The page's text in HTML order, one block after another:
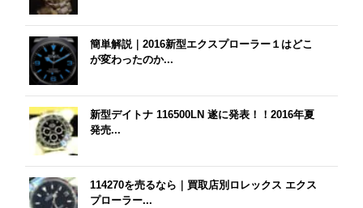
簡単解説｜2016新型エクスプローラー１はどこ
が変わったのか...
新型デイトナ 116500LN 遂に発表！！2016年夏
発売...
114270を売るなら｜買取店別ロレックス エクス
プローラー...